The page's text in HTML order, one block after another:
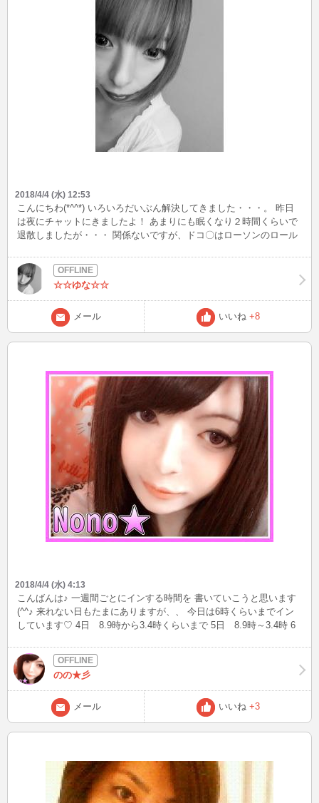
2018/4/4 (水) 12:53
こんにちわ(*^^*) いろいろだいぶん解決してきました・・・。 昨日
は夜にチャットにきましたよ！ あまりにも眠くなり２時間くらいで
退散しましたが・・・ 関係ないですが、ドコ〇はローソンのロール
ばらしい☆
☆☆ゆな☆☆
メール いいね +8
2018/4/4 (水) 4:13
こんばんは♪ 一週間ごとにインする時間を 書いていこうと思います
(^^♪ 来れない日もたまにありますが、、 今日は6時くらいまでイン
しています♡ 4日 8.9時から3.4時くらいまで 5日 8.9時～3.4時 6
ますね♪ 今日来れそうな方は待ってます♡
のの★彡
メール いいね +3